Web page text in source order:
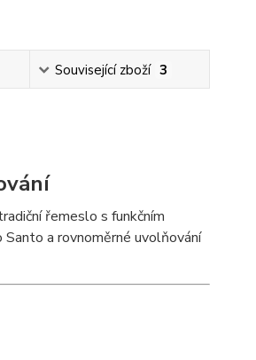
Související zboží 3
řemeslo s funkčním
a rovnoměrné uvolňování